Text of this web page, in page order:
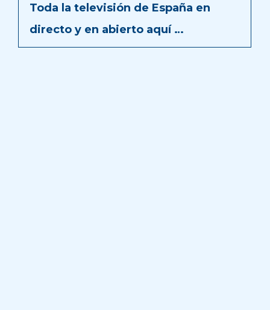
Toda la televisión de España en
directo y en abierto aquí …